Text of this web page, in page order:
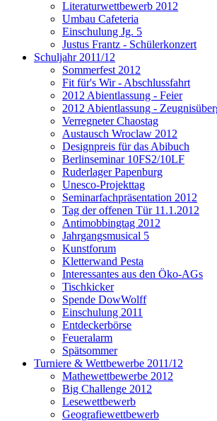
Literaturwettbewerb 2012
Umbau Cafeteria
Einschulung Jg. 5
Justus Frantz - Schülerkonzert
Schuljahr 2011/12
Sommerfest 2012
Fit für's Wir - Abschlussfahrt
2012 Abientlassung - Feier
2012 Abientlassung -
Verregneter Chaostag
Austausch Wroclaw 2012
Designpreis für das Abibuch
Berlinseminar 10FS2/10LF
Ruderlager Papenburg
Unesco-Projekttag
Seminarfachpräsentation 2012
Tag der offenen Tür 11.1.2012
Antimobbingtag 2012
Jahrgangsmusical 5
Kunstforum
Kletterwand Pesta
Interessantes aus den Öko-AGs
Tischkicker
Spende DowWolff
Einschulung 2011
Entdeckerbörse
Feueralarm
Spätsommer
Turniere & Wettbewerbe 2011/12
Mathewettbewerbe 2012
Big Challenge 2012
Lesewettbewerb
Geografiewettbewerb